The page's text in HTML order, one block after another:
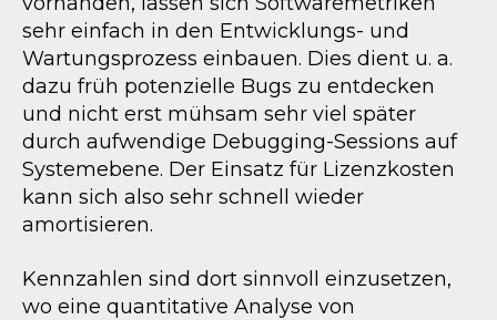
sehr einfach in den Entwicklungs- und
Wartungsprozess einbauen. Dies dient u. a.
dazu früh potenzielle Bugs zu entdecken
und nicht erst mühsam sehr viel später
durch aufwendige Debugging-Sessions auf
Systemebene. Der Einsatz für Lizenzkosten
kann sich also sehr schnell wieder
amortisieren.
Kennzahlen sind dort sinnvoll einzusetzen,
wo eine quantitative Analyse von